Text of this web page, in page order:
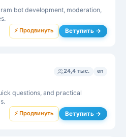
bot development, moderation,
⚡ Продвинуть Вступить →
24,4 тыс. en
questions, and practical
⚡ Продвинуть Вступить →